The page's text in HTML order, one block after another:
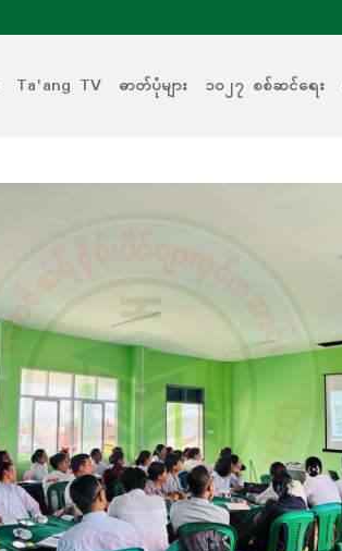
Ta'ang TV ဓာတ်ပုံများ ၁၀၂၇ စစ်ဆင်ရေး